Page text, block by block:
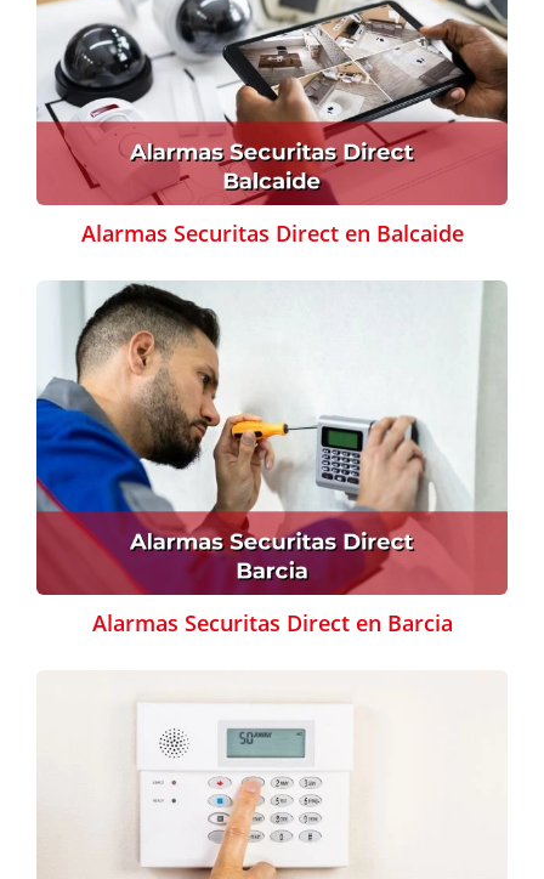
Alarmas Securitas Direct en Balcaide
Alarmas Securitas Direct en Barcia